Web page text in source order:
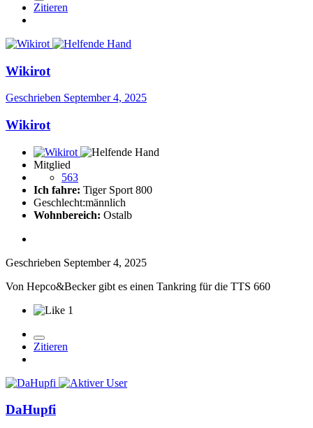
Zitieren
Wikirot
Geschrieben September 4, 2025
Wikirot
Mitglied
563
Ich fahre: Tiger Sport 800
Geschlecht:männlich
Wohnbereich: Ostalb
Geschrieben September 4, 2025
Von Hepco&Becker gibt es einen Tankring für die TTS 660
1
Zitieren
DaHupfi